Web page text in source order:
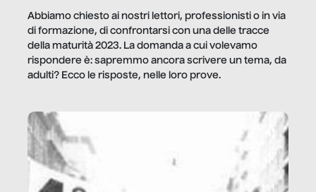
Abbiamo chiesto ai nostri lettori, professionisti o in via
di formazione, di confrontarsi con una delle tracce
della maturità 2023. La domanda a cui volevamo
rispondere è: sapremmo ancora scrivere un tema, da
adulti? Ecco le risposte, nelle loro prove.